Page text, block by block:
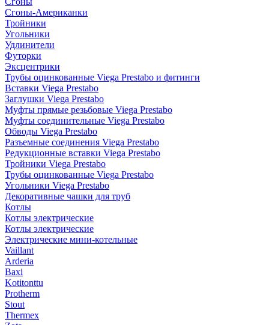
Сгоны-Американки
Тройники
Угольники
Удлинители
Футорки
Эксцентрики
Трубы оцинкованные Viega Prestabo и фитинги
Вставки Viega Prestabo
Заглушки Viega Prestabo
Муфты прямые резьбовые Viega Prestabo
Муфты соединительные Viega Prestabo
Обводы Viega Prestabo
Разъемные соединения Viega Prestabo
Редукционные вставки Viega Prestabo
Тройники Viega Prestabo
Трубы оцинкованные Viega Prestabo
Угольники Viega Prestabo
Декоративные чашки для труб
Котлы
Котлы электрические
Котлы электрические
Электрические мини-котельные
Vaillant
Arderia
Baxi
Kotitonttu
Protherm
Stout
Thermex